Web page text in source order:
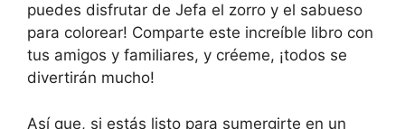
puedes disfrutar de Jefa el zorro y el sabueso
para colorear! Comparte este increíble libro con
tus amigos y familiares, y créeme, ¡todos se
divertirán mucho!
Así que, si estás listo para sumergirte en un